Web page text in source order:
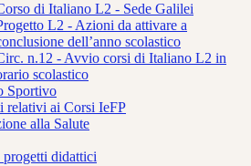
di Italiano L2 - Sede Galilei
L2 - Azioni da attivare a
dell’anno scolastico
n.12 - Avvio corsi di Italiano L2 in
scolastico
Sportivo
relativi ai Corsi IeFP
alla Salute
progetti didattici